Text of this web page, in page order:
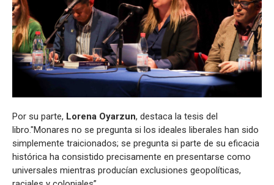
Por su parte, Lorena Oyarzun, destaca la tesis del
libro."Monares no se pregunta si los ideales liberales han sido
simplemente traicionados; se pregunta si parte de su eficacia
histórica ha consistido precisamente en presentarse como
universales mientras producían exclusiones geopolíticas,